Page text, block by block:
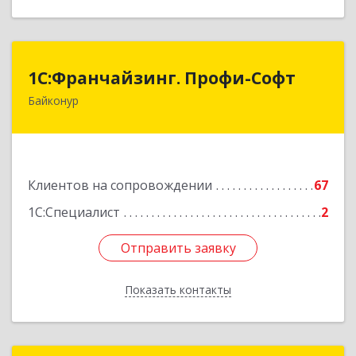
1С:Франчайзинг. Профи-Софт
Байконур
Клиентов на сопровождении
67
1С:Специалист
2
Отправить заявку
Показать контакты
1С:Франчайзинг. Профи-Софт
468320, Байконур г, Ленина ул, дом № 10,
Отправить заявку
Назад